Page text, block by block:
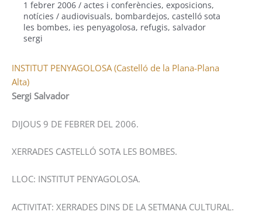
1 febrer 2006 / actes i conferències, exposicions,
notícies / audiovisuals, bombardejos, castelló sota
les bombes, ies penyagolosa, refugis, salvador
sergi
INSTITUT PENYAGOLOSA (Castelló de la Plana-Plana
Alta)
Sergi Salvador
DIJOUS 9 DE FEBRER DEL 2006.
XERRADES CASTELLÓ SOTA LES BOMBES.
LLOC: INSTITUT PENYAGOLOSA.
ACTIVITAT: XERRADES DINS DE LA SETMANA CULTURAL.